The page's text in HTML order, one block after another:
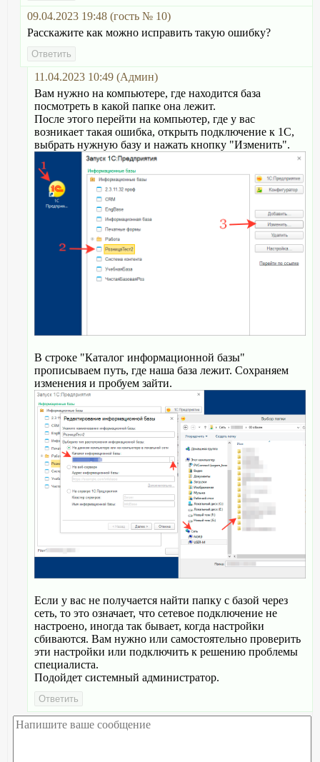
09.04.2023 19:48 (гость № 10)
Расскажите как можно исправить такую ошибку?
11.04.2023 10:49 (Админ)
Вам нужно на компьютере, где находится база
посмотреть в какой папке она лежит.
После этого перейти на компьютер, где у вас
возникает такая ошибка, открыть подключение к 1С,
выбрать нужную базу и нажать кнопку "Изменить".
В строке "Каталог информационной базы"
прописываем путь, где наша база лежит. Сохраняем
изменения и пробуем зайти.
Если у вас не получается найти папку с базой через
сеть, то это означает, что сетевое подключение не
настроено, иногда так бывает, когда настройки
сбиваются. Вам нужно или самостоятельно проверить
эти настройки или подключить к решению проблемы
специалиста.
Подойдет системный администратор.